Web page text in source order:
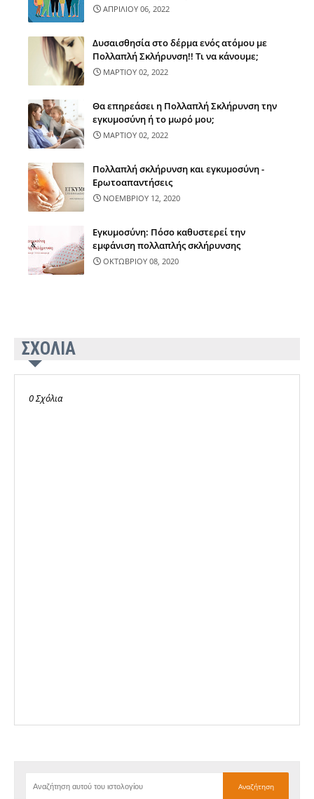
ΑΠΡΙΛΙΟΥ 06, 2022
Δυσαισθησία στο δέρμα ενός ατόμου με
Πολλαπλή Σκλήρυνση!! Τι να κάνουμε;
ΜΑΡΤΙΟΥ 02, 2022
Θα επηρεάσει η Πολλαπλή Σκλήρυνση την
εγκυμοσύνη ή το μωρό μου;
ΜΑΡΤΙΟΥ 02, 2022
Πολλαπλή σκλήρυνση και εγκυμοσύνη -
Ερωτοαπαντήσεις
ΝΟΕΜΒΡΙΟΥ 12, 2020
Εγκυμοσύνη: Πόσο καθυστερεί την
εμφάνιση πολλαπλής σκλήρυνσης
ΟΚΤΩΒΡΙΟΥ 08, 2020
ΣΧΟΛΙΑ
0 Σχόλια